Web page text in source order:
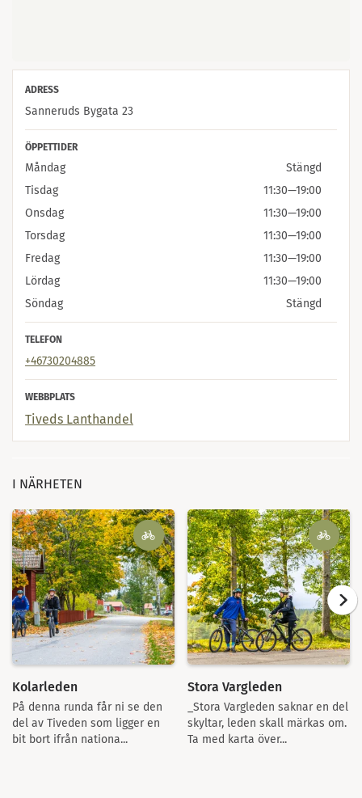
ADRESS
Sanneruds Bygata 23
ÖPPETTIDER
Måndag
Stängd
Tisdag
11:30—19:00
Onsdag
11:30—19:00
Torsdag
11:30—19:00
Fredag
11:30—19:00
Lördag
11:30—19:00
Söndag
Stängd
TELEFON
+46730204885
WEBBPLATS
Tiveds Lanthandel
I NÄRHETEN
Kolarleden
På denna runda får ni se den
del av Tiveden som ligger en
bit bort ifrån nationa...
Stora Vargleden
_Stora Vargleden saknar en del
skyltar, leden skall märkas om.
Ta med karta över...